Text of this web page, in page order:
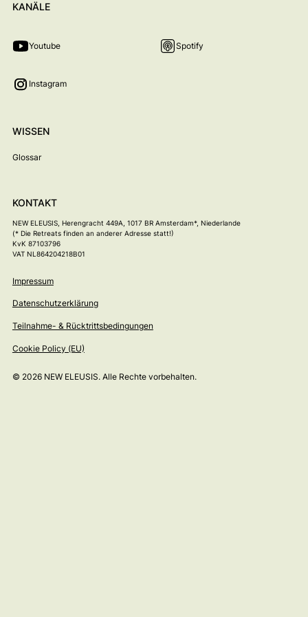
KANÄLE
Youtube Spotify
Instagram
WISSEN
Glossar
KONTAKT
NEW ELEUSIS, Herengracht 449A, 1017 BR Amsterdam*, Niederlande
(* Die Retreats finden an anderer Adresse statt!)
KvK 87103796
VAT NL864204218B01
© 2026 NEW ELEUSIS. Alle Rechte vorbehalten.
Impressum
Datenschutzerklärung
Teilnahme- & Rücktrittsbedingungen
Cookie Policy (EU)